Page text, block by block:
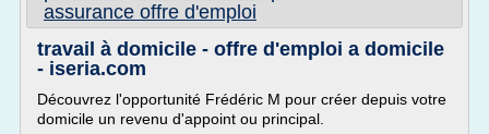
assurance offre d'emploi
travail à domicile - offre d'emploi a domicile
- iseria.com
Découvrez l'opportunité Frédéric M pour créer depuis votre
domicile un revenu d'appoint ou principal.